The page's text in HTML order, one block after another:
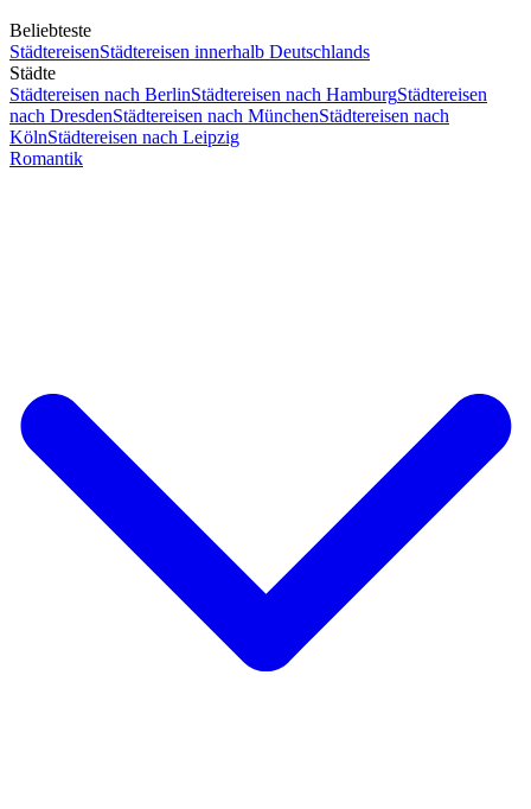
Beliebteste
StädtereisenStädtereisen innerhalb Deutschlands
Städte
Städtereisen nach BerlinStädtereisen nach HamburgStädtereisen
nach DresdenStädtereisen nach MünchenStädtereisen nach
KölnStädtereisen nach Leipzig
Romantik